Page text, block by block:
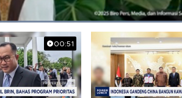
00:51